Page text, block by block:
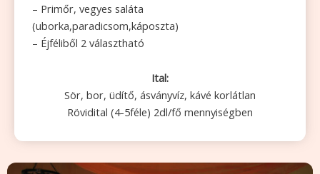
– Primőr, vegyes saláta
(uborka,paradicsom,káposzta)
– Éjféliből 2 választható
Ital:
Sör, bor, üdítő, ásványvíz, kávé korlátlan
Rövidital (4-5féle) 2dl/fő mennyiségben